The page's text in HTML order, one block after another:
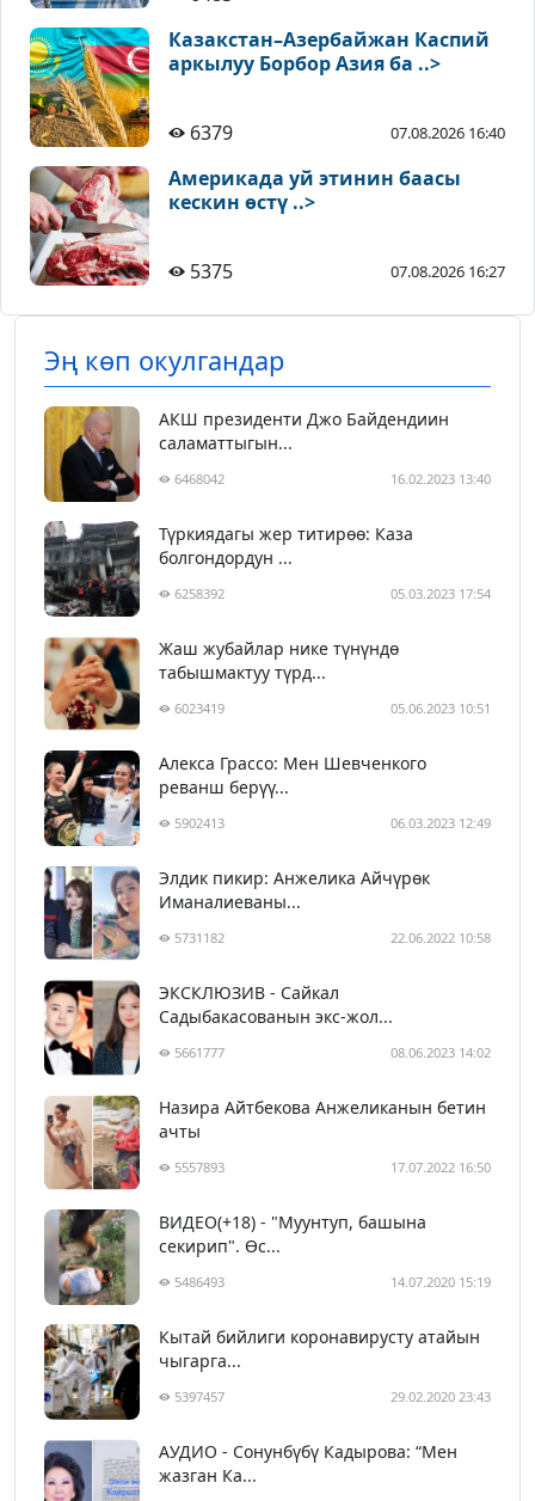
Казакстан–Азербайжан Каспий
аркылуу Борбор Азия ба ..>
6379 07.08.2026 16:40
Америкада уй этинин баасы
кескин өстү ..>
5375 07.08.2026 16:27
Эң көп окулгандар
АКШ президенти Джо Байдендиин
саламаттыгын...
6468042 16.02.2023 13:40
Түркиядагы жер титирөө: Каза
болгондордун ...
6258392 05.03.2023 17:54
Жаш жубайлар нике түнүндө
табышмактуу түрд...
6023419 05.06.2023 10:51
Алекса Грассо: Мен Шевченкого
реванш берүү...
5902413 06.03.2023 12:49
Элдик пикир: Анжелика Айчүрөк
Иманалиеваны...
5731182 22.06.2022 10:58
ЭКСКЛЮЗИВ - Сайкал
Садыбакасованын экс-жол...
5661777 08.06.2023 14:02
Назира Айтбекова Анжеликанын бетин
ачты
5557893 17.07.2022 16:50
ВИДЕО(+18) - "Муунтуп, башына
секирип". Өс...
5486493 14.07.2020 15:19
Кытай бийлиги коронавирусту атайын
чыгарга...
5397457 29.02.2020 23:43
АУДИО - Сонунбүбү Кадырова: “Мен
жазган Ка...